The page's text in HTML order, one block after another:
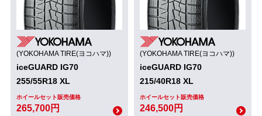
(YOKOHAMA TIRE(ヨコハマ))
iceGUARD IG70
255/55R18 XL
ホイールセット販売価格
265,700円
(YOKOHAMA TIRE(ヨコハマ))
iceGUARD IG70
215/40R18 XL
ホイールセット販売価格
246,500円